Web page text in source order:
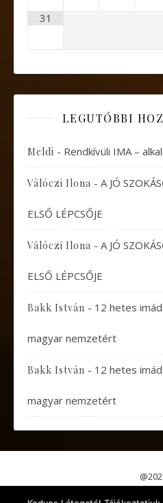
31
LEGUTÓBBI
Meldi - Rendkívüli IMA –
Válóczi Ilona - A JÓ
ELSŐ LÉPCSŐJE
Válóczi Ilona - A JÓ
ELSŐ LÉPCSŐJE
Bakk István - 12 hetes
magyar nemzetért
Bakk István - 12 hetes
magyar nemzetért